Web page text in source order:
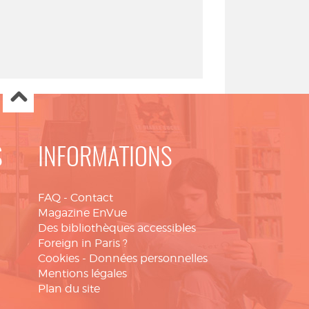
INFORMATIONS
FAQ - Contact
Magazine EnVue
Des bibliothèques accessibles
Foreign in Paris ?
Cookies - Données personnelles
Mentions légales
Plan du site